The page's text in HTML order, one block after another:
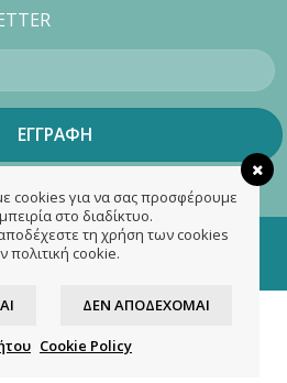
©doubletrouble.gr
developed by
cookies για να σας προσφέρουμε
στο διαδίκτυο.
τη χρήση των cookies
cookie.
ΔΕΝ ΑΠΟΔΈΧΟΜΑΙ
Cookie Policy